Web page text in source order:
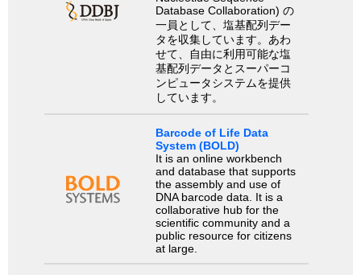
Database Collaboration) の
一員として、塩基配列デー
タを収集しています。あわ
せて、自由に利用可能な塩
基配列データとスーパーコ
ンピュータシステムを提供
しています。
Barcode of Life Data
System (BOLD)
It is an online workbench
and database that supports
the assembly and use of
DNA barcode data. It is a
collaborative hub for the
scientific community and a
public resource for citizens
at large.